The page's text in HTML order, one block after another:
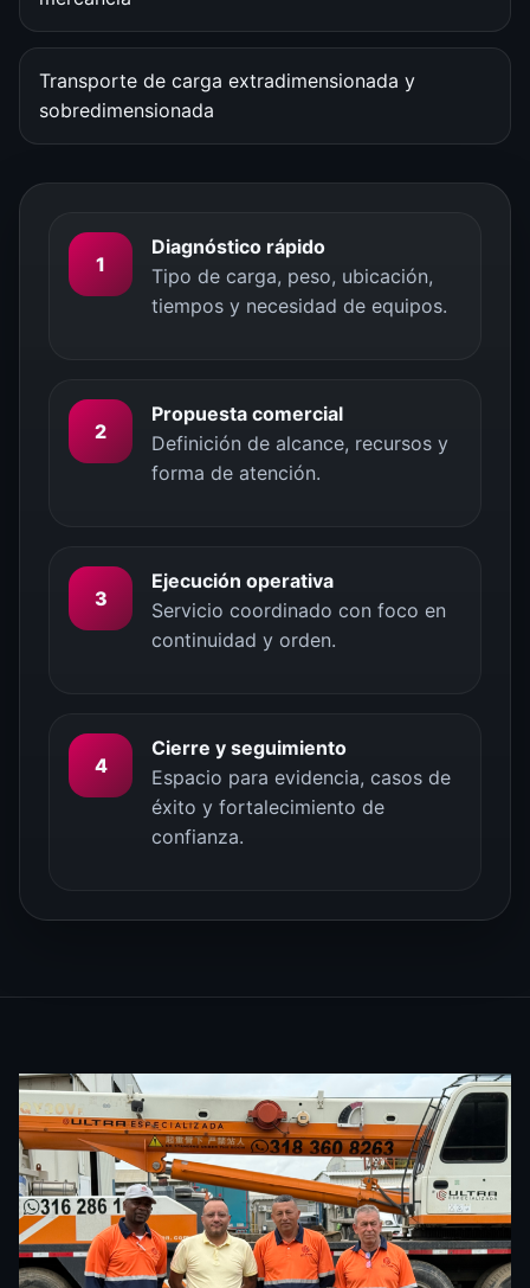
Transporte de carga extradimensionada y
sobredimensionada
1
Diagnóstico rápido
Tipo de carga, peso, ubicación,
tiempos y necesidad de equipos.
2
Propuesta comercial
Definición de alcance, recursos y
forma de atención.
3
Ejecución operativa
Servicio coordinado con foco en
continuidad y orden.
4
Cierre y seguimiento
Espacio para evidencia, casos de
éxito y fortalecimiento de
confianza.